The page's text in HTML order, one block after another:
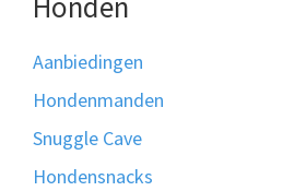
Aanbiedingen
Hondenmanden
Snuggle Cave
Hondensnacks